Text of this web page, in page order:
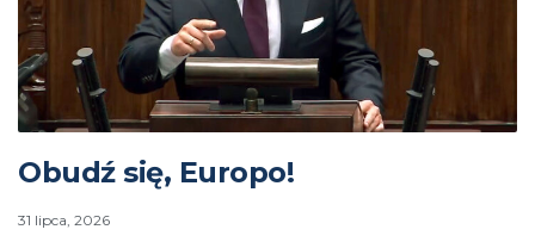
Obudź się, Europo!
31 lipca, 2026